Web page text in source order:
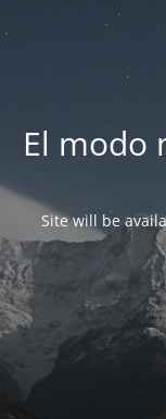
El modo
Site will be